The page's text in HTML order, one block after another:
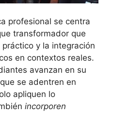
profesional se centra
transformador que
y ‍la‌ integración
en contextos reales.
avanzan en ⁣su
se‌ adentren en⁢
apliquen lo
incorporen